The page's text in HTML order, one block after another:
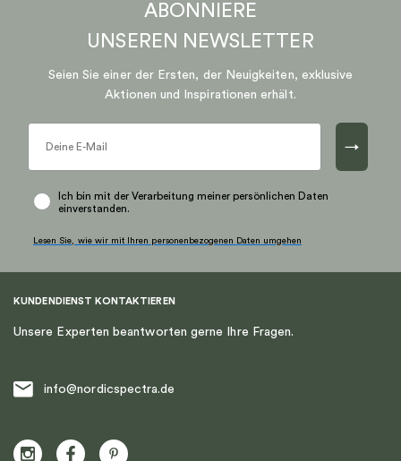
ABONNIERE
UNSEREN NEWSLETTER
Seien Sie einer der Ersten, der Neuigkeiten, exklusive
Aktionen und Inspirationen erhält.
→
Ich bin mit der Verarbeitung meiner persönlichen Daten
einverstanden.
Lesen Sie, wie wir mit Ihren personenbezogenen Daten umgehen
KUNDENDIENST KONTAKTIEREN
Unsere Experten beantworten gerne Ihre Fragen.
info@nordicspectra.de